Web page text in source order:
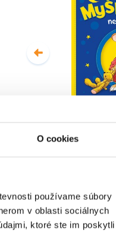
O cookies
používame súbory
v oblasti sociálnych
ktoré ste im poskytli
Myšiak